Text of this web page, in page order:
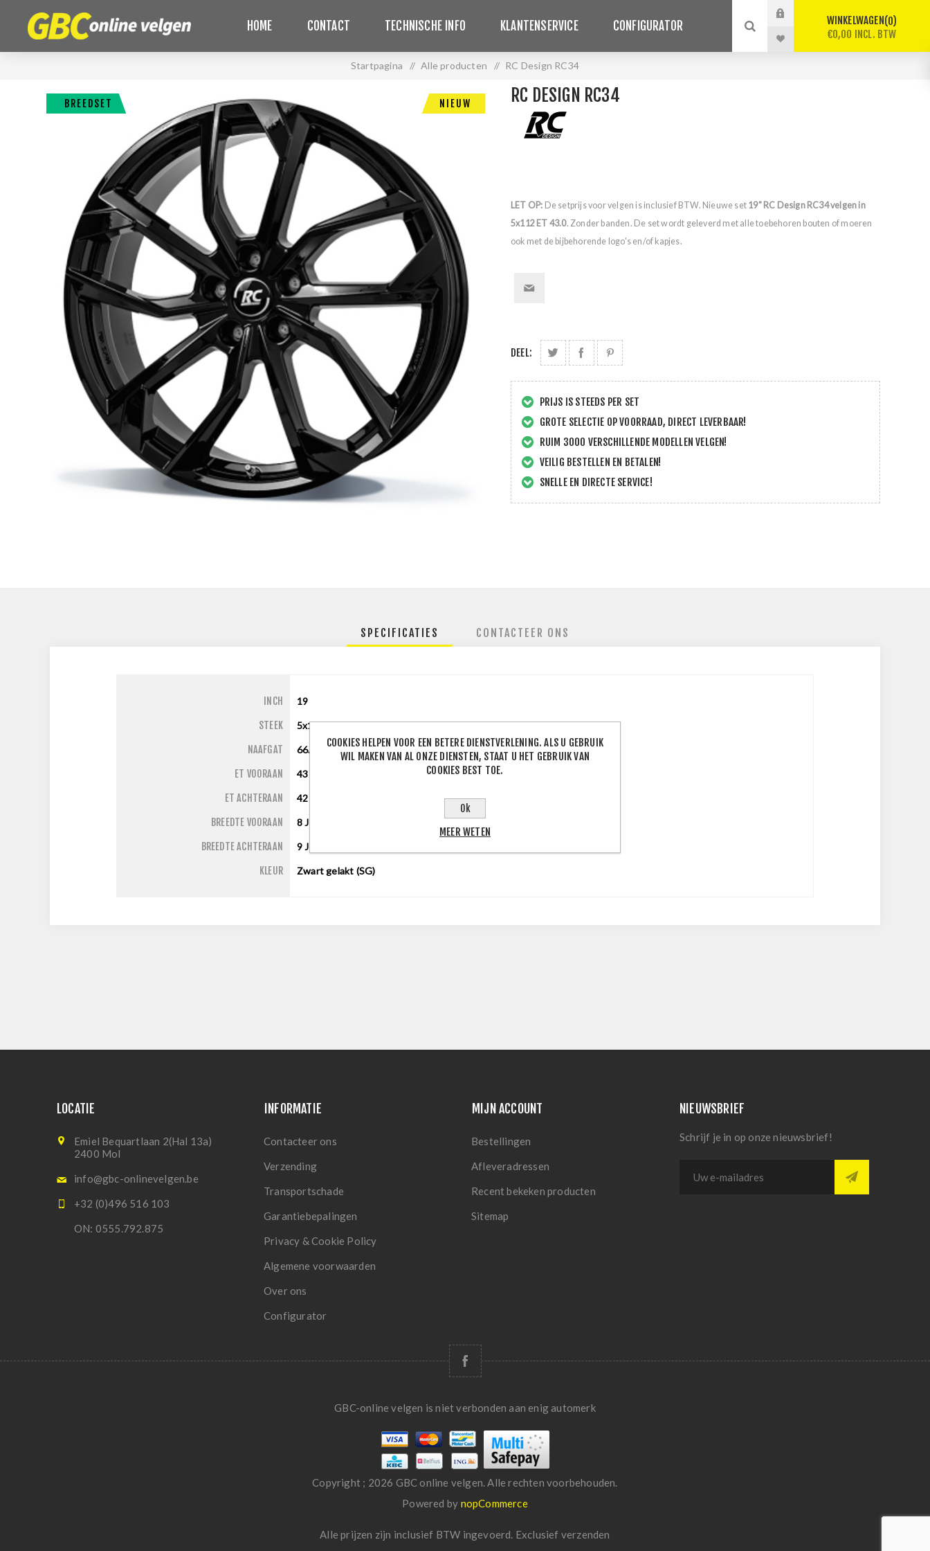
HOME CONTACT TECHNISCHE INFO KLANTENSERVICE CONFIGURATOR WINKELWAGEN 0
€0,00 INCL. BTW
Startpagina / Alle producten / RC Design RC34
BREEDSET NIEUW RC DESIGN RC34
LET OP: De setprijs voor velgen is inclusief BTW. Nieuwe set 19" RC Design RC34 velgen in
5x112 ET 43.0. Zonder banden. De set wordt geleverd met alle toebehoren bouten of moeren
ook met de bijbehorende logo's en/of kapjes.
DEEL:
PRIJS IS STEEDS PER SET
GROTE SELECTIE OP VOORRAAD, DIRECT LEVERBAAR!
RUIM 3000 VERSCHILLENDE MODELLEN VELGEN!
VEILIG BESTELLEN EN BETALEN!
SNELLE EN DIRECTE SERVICE!
SPECIFICATIES CONTACTEER ONS
INCH 19
STEEK 5x112
NAAFGAT 66.60
ET VOORAAN 43
ET ACHTERAAN 42
BREEDTE VOORAAN 8J
BREEDTE ACHTERAAN 9J
KLEUR Zwart gelakt (SG)
LOCATIE
Emiel Bequartlaan 2(Hal 13a)
2400 Mol
info@gbc-onlinevelgen.be
+32 (0)496 516 103
ON: 0555.792.875
INFORMATIE
Contacteer ons
Verzending
Transportschade
Garantiebepalingen
Privacy & Cookie Policy
Algemene voorwaarden
Over ons
Configurator
MIJN ACCOUNT
Bestellingen
Afleveradressen
Recent bekeken producten
Sitemap
NIEUWSBRIEF
Schrijf je in op onze nieuwsbrief!
GBC-online velgen is niet verbonden aan enig automerk
Copyright ; 2026 GBC online velgen. Alle rechten voorbehouden.
Powered by nopCommerce
Alle prijzen zijn inclusief BTW ingevoerd. Exclusief verzenden
COOKIES HELPEN VOOR EEN BETERE DIENSTVERLENING. ALS U GEBRUIK
WIL MAKEN VAN AL ONZE DIENSTEN, STAAT U HET GEBRUIK VAN
COOKIES BEST TOE.
Ok
MEER WETEN